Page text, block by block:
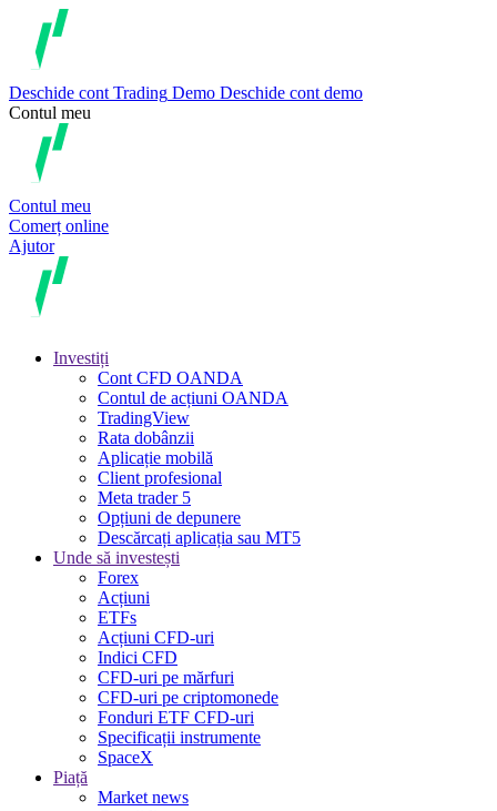
Deschide cont Trading Demo Deschide cont demo
Contul meu
Contul meu
Comerț online
Ajutor
Investiți
Cont CFD OANDA
Contul de acțiuni OANDA
TradingView
Rata dobânzii
Aplicație mobilă
Client profesional
Meta trader 5
Opțiuni de depunere
Descărcați aplicația sau MT5
Unde să investești
Forex
Acțiuni
ETFs
Acțiuni CFD-uri
Indici CFD
CFD-uri pe mărfuri
CFD-uri pe criptomonede
Fonduri ETF CFD-uri
Specificații instrumente
SpaceX
Piață
Market news